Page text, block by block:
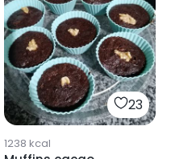
23
1238 kcal